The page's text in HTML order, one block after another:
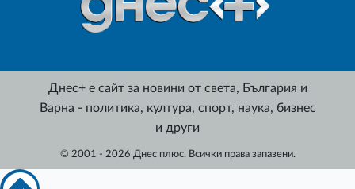
Днес+ е сайт за новини от света, България и
Варна - политика, култура, спорт, наука, бизнес
и други
© 2001 - 2026 Днес плюс. Всички права запазени.